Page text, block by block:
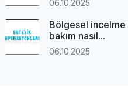
06.10.2025
Bölgesel incelme
bakım nasıl...
06.10.2025